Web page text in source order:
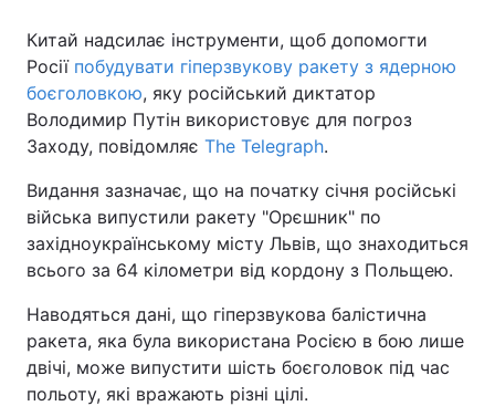
Україна Політика
Економіка Світ
Наука
Техно і зв'язок Лайт
Зброя Інциденти
Здоров'я Туризм
Погода
Екологія Регіони
Китай надсилає інструменти, щоб допомогти
Росії побудувати гіперзвукову ракету з ядерною
боєголовкою, яку російський диктатор
Володимир Путін використовує для погроз
Заходу, повідомляє The Telegraph.
Видання зазначає, що на початку січня російські
війська випустили ракету "Орєшник" по
західноукраїнському місту Львів, що знаходиться
всього за 64 кілометри від кордону з Польщею.
Наводяться дані, що гіперзвукова балістична
ракета, яка була використана Росією в бою лише
двічі, може випустити шість боєголовок під час
польоту, які вражають різні цілі.